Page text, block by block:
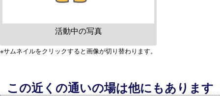
活動中の写真
※サムネイルをクリックすると画像が切り替わります。
この近くの通いの場は他にもあります